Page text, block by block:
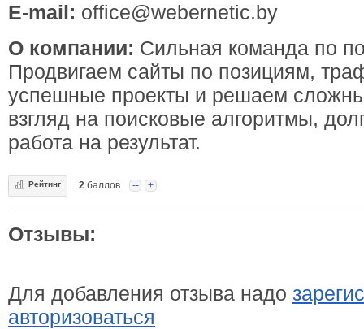
E-mail: office@webernetic.by
О компании: Сильная команда по
Продвигаем сайты по позициям,
успешные проекты и решаем
взгляд на поисковые алгоритмы,
работа на результат.
Рейтинг 2 баллов -- +
Отзывы:
Для добавления отзыва надо
авторизоваться